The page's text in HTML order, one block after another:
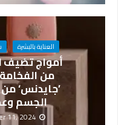
العناية بالبشرة
أمواج تضيف
من
’جايدنس‘
الجسم
11, 2024